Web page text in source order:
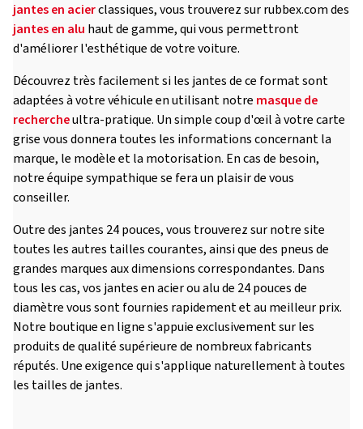
jantes en acierclassiques, vous trouverez sur rubbex.com des
jantes en alu haut de gamme, qui vous permettront
d'améliorer l'esthétique de votre voiture.
Découvrez très facilement si les jantes de ce format sont
adaptées à votre véhicule en utilisant notre masque de
rechercheultra-pratique. Un simple coup d'œil à votre carte
grise vous donnera toutes les informations concernant la
marque, le modèle et la motorisation. En cas de besoin,
notre équipe sympathique se fera un plaisir de vous
conseiller.
Outre des jantes 24 pouces, vous trouverez sur notre site
toutes les autres tailles courantes, ainsi que des pneus de
grandes marques aux dimensions correspondantes. Dans
tous les cas, vos jantes en acier ou alu de 24 pouces de
diamètre vous sont fournies rapidement et au meilleur prix.
Notre boutique en ligne s'appuie exclusivement sur les
produits de qualité supérieure de nombreux fabricants
réputés. Une exigence qui s'applique naturellement à toutes
les tailles de jantes.